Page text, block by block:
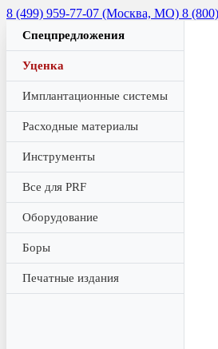
8 (499) 959-77-07 (Москва, МО) 8
Спецпредложения
Уценка
Имплантационные системы
Расходные материалы
Инструменты
Все для PRF
Оборудование
Боры
Печатные издания